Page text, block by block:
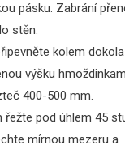
pásku. Zabrání
stěn.
kolem
výšku
400-500 mm.
řežte pod úhlem 45
mírnou mezeru a